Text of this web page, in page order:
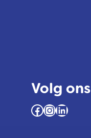
Volg ons
Facebook InstagramLinkedIn